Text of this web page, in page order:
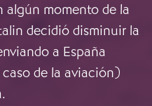
algún momento de la
decidió disminuir la
a España
de la aviación)